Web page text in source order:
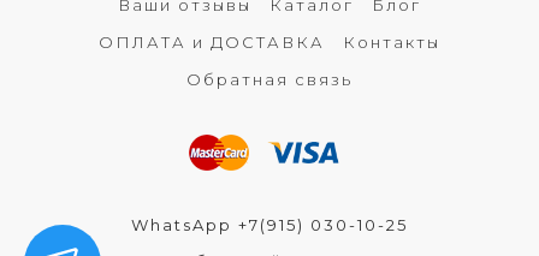
Ваши отзывы Каталог
Блог
ОПЛАТА и ДОСТАВКА
Контакты
Обратная связь
WhatsApp +7(915) 030-10-25